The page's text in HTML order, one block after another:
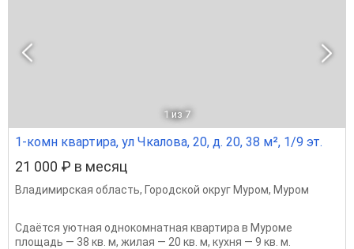
1 из 7
1-комн квартира, ул Чкалова, 20, д. 20, 38 м², 1/9 эт.
21 000 ₽ в месяц
Владимирская область, Городской округ Муром, Муром
Сдаётся уютная однокомнатная квартира в Муроме
площадь — 38 кв. м, жилая — 20 кв. м, кухня — 9 кв. м.